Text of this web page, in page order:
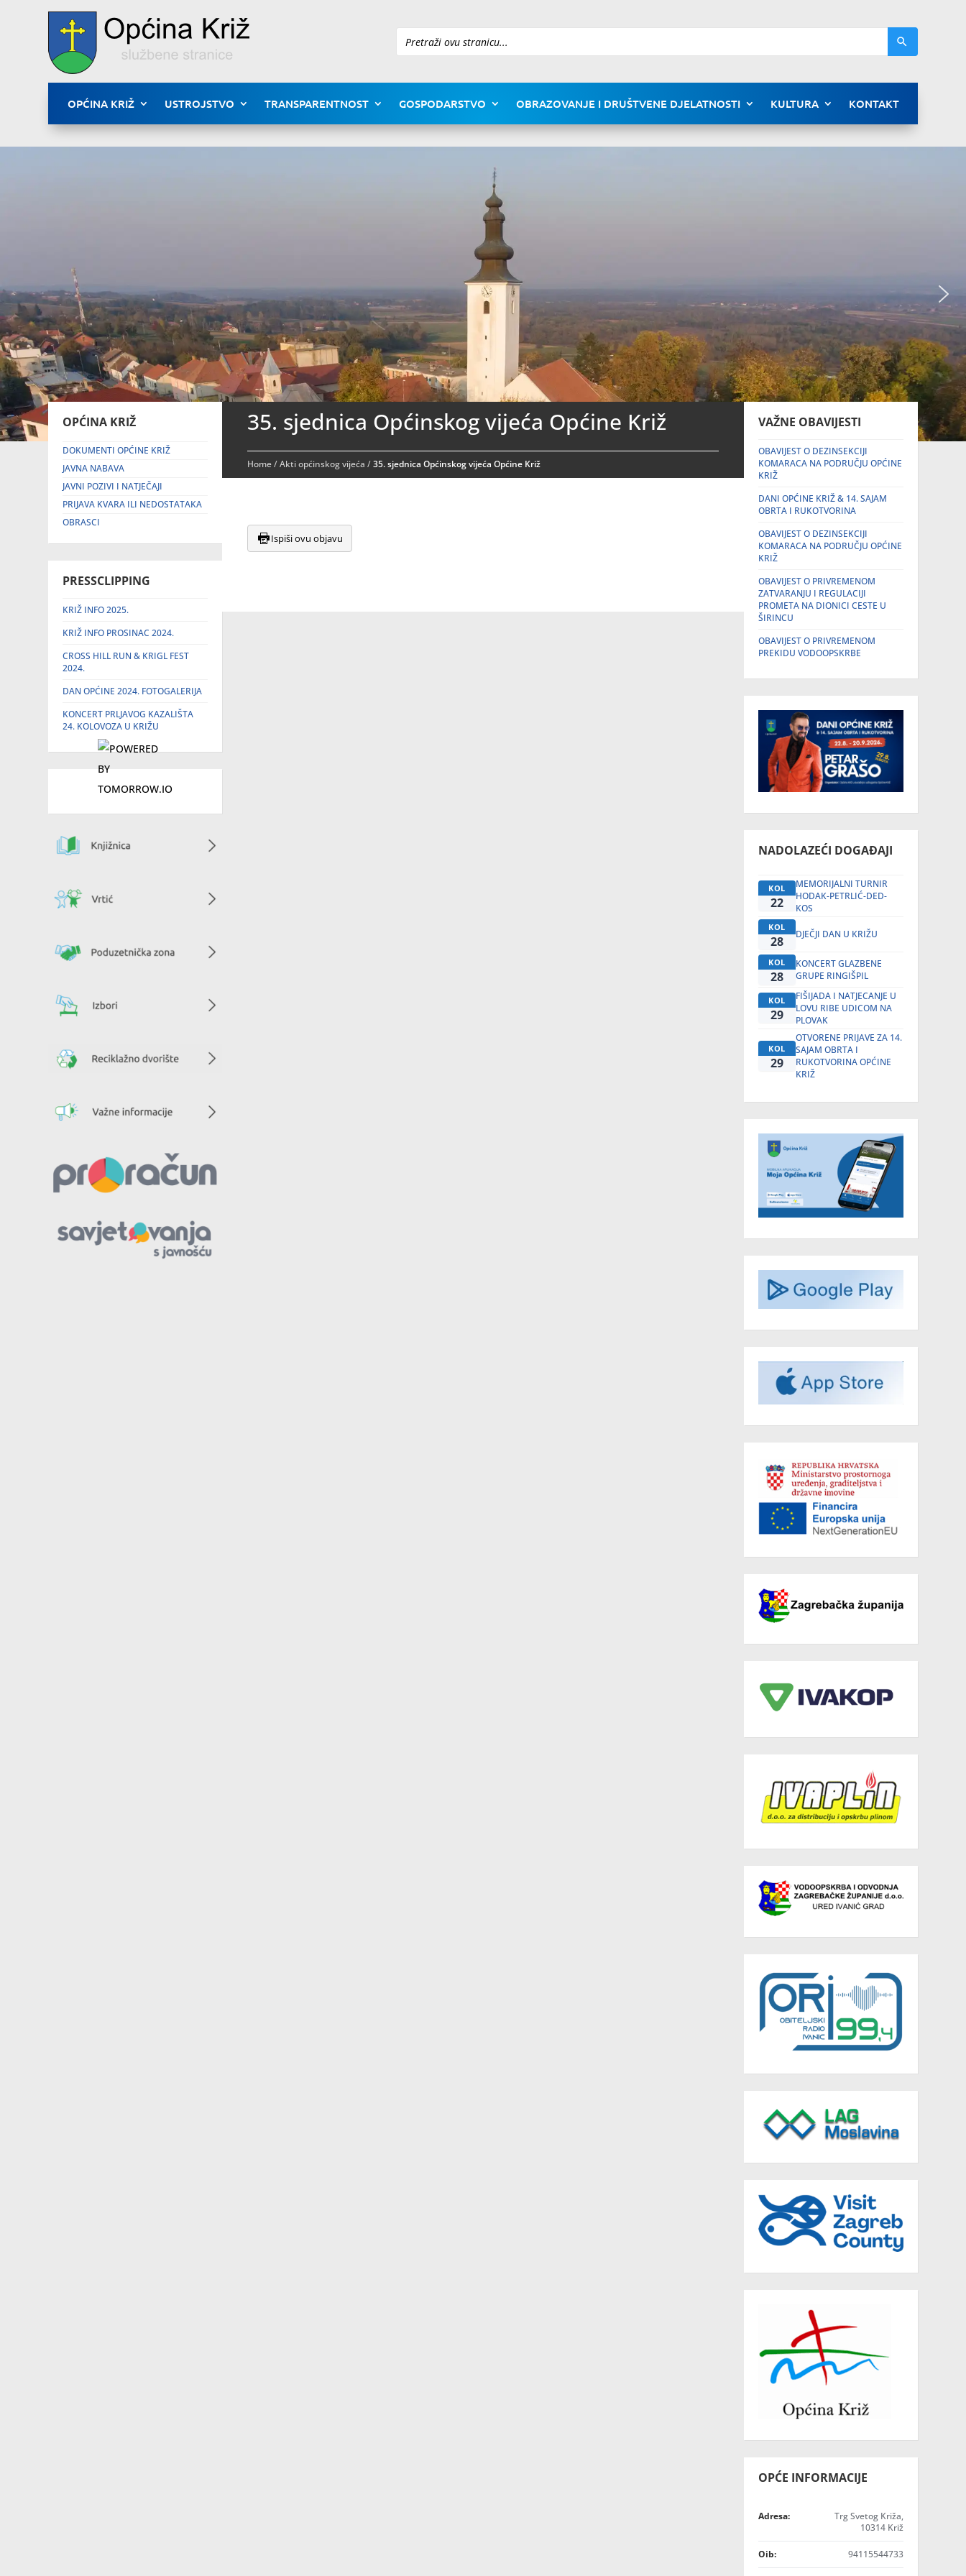
Pretraži
OPĆINA KRIŽ USTROJSTVO TRANSPARENTNOST GOSPODARSTVO OBRAZOVANJE I DRUŠTVENE DJELATNOSTI KULTURA KONTAKT
OPĆINA KRIŽ
DOKUMENTI OPĆINE KRIŽ
JAVNA NABAVA
JAVNI POZIVI I NATJEČAJI
PRIJAVA KVARA ILI NEDOSTATAKA
OBRASCI
PRESSCLIPPING
KRIŽ INFO 2025.
KRIŽ INFO PROSINAC 2024.
CROSS HILL RUN & KRIGL FEST
2024.
DAN OPĆINE 2024. FOTOGALERIJA
KONCERT PRLJAVOG KAZALIŠTA
24. KOLOVOZA U KRIŽU
35. sjednica Općinskog vijeća Općine Križ
Home/Akti općinskog vijeća /35. sjednica Općinskog vijeća Općine Križ
Ispiši ovu objavu
VAŽNE OBAVIJESTI
OBAVIJEST O DEZINSEKCIJI
KOMARACA NA PODRUČJU OPĆINE
KRIŽ
DANI OPĆINE KRIŽ & 14. SAJAM
OBRTA I RUKOTVORINA
OBAVIJEST O DEZINSEKCIJI
KOMARACA NA PODRUČJU OPĆINE
KRIŽ
OBAVIJEST O PRIVREMENOM
ZATVARANJU I REGULACIJI
PROMETA NA DIONICI CESTE U
ŠIRINCU
OBAVIJEST O PRIVREMENOM
PREKIDU VODOOPSKRBE
NADOLAZEĆI DOGAĐAJI
KOL
22
MEMORIJALNI TURNIR
HODAK-PETRLIĆ-DED-
KOS
KOL
28 DJEČJI DAN U KRIŽU
KOL
28
KONCERT GLAZBENE
GRUPE RINGIŠPIL
KOL
29
FIŠIJADA I NATJECANJE U
LOVU RIBE UDICOM NA
PLOVAK
KOL
29
OTVORENE PRIJAVE ZA 14.
SAJAM OBRTA I
RUKOTVORINA OPĆINE
KRIŽ
OPĆE INFORMACIJE
Adresa:
Trg Svetog Križa,
10314 Križ
Oib: 94115544733